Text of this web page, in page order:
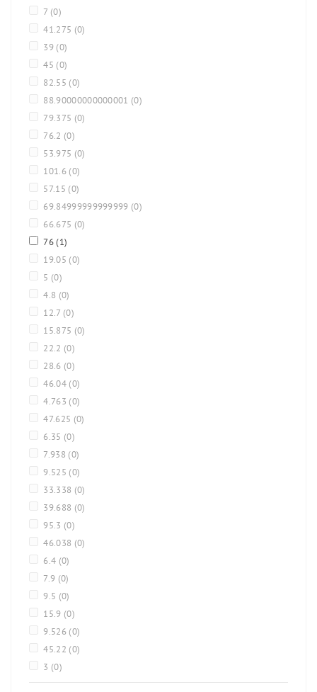
7 (0)
41.275 (0)
39 (0)
45 (0)
82.55 (0)
88.90000000000001 (0)
79.375 (0)
76.2 (0)
53.975 (0)
101.6 (0)
57.15 (0)
69.84999999999999 (0)
66.675 (0)
76(1)
19.05 (0)
5 (0)
4.8 (0)
12.7 (0)
15.875 (0)
22.2 (0)
28.6 (0)
46.04 (0)
4.763 (0)
47.625 (0)
6.35 (0)
7.938 (0)
9.525 (0)
33.338 (0)
39.688 (0)
95.3 (0)
46.038 (0)
6.4 (0)
7.9 (0)
9.5 (0)
15.9 (0)
9.526 (0)
45.22 (0)
3 (0)